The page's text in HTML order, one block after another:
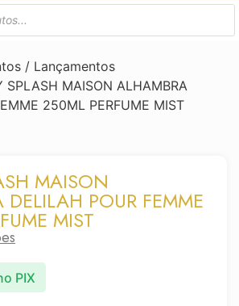
/ Lançamentos
SPLASH MAISON ALHAMBRA
250ML PERFUME MIST
MAISON
POUR FEMME
MIST
PIX